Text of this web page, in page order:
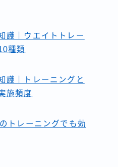
識｜ウエイトトレー
種類
識｜トレーニングと
施頻度
トレーニングでも効